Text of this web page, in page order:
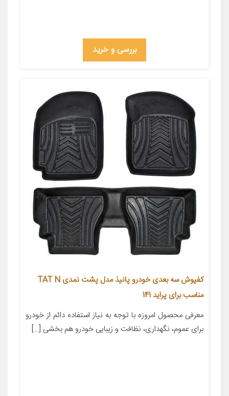
بررسی و خرید
کفپوش سه بعدی خودرو پانیذ مدل پشت نمدی TAT N
مناسب برای پراید 141
معرفی محصول امروزه با توجه به نیاز استفاده دائم از خودرو
برای عموم، نگهداری، نظافت و زیبایی خودرو هم بخشی […]